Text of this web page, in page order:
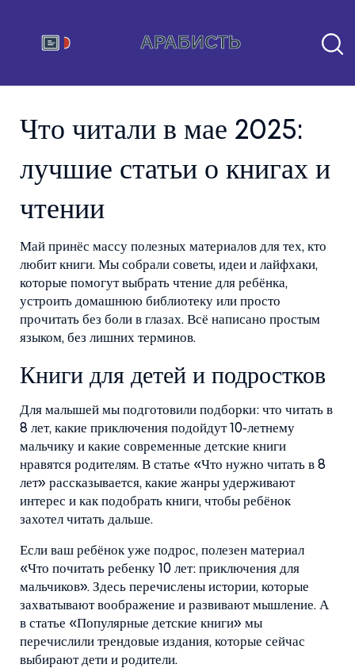
Что читали в мае 2025:
лучшие статьи о книгах и
чтении
Май принёс массу полезных материалов для тех, кто
любит книги. Мы собрали советы, идеи и лайфхаки,
которые помогут выбрать чтение для ребёнка,
устроить домашнюю библиотеку или просто
прочитать без боли в глазах. Всё написано простым
языком, без лишних терминов.
Книги для детей и подростков
Для малышей мы подготовили подборки: что читать в
8 лет, какие приключения подойдут 10‑летнему
мальчику и какие современные детские книги
нравятся родителям. В статье «Что нужно читать в 8
лет» рассказывается, какие жанры удерживают
интерес и как подобрать книги, чтобы ребёнок
захотел читать дальше.
Если ваш ребёнок уже подрос, полезен материал
«Что почитать ребенку 10 лет: приключения для
мальчиков». Здесь перечислены истории, которые
захватывают воображение и развивают мышление. А
в статье «Популярные детские книги» мы
перечислили трендовые издания, которые сейчас
выбирают дети и родители.